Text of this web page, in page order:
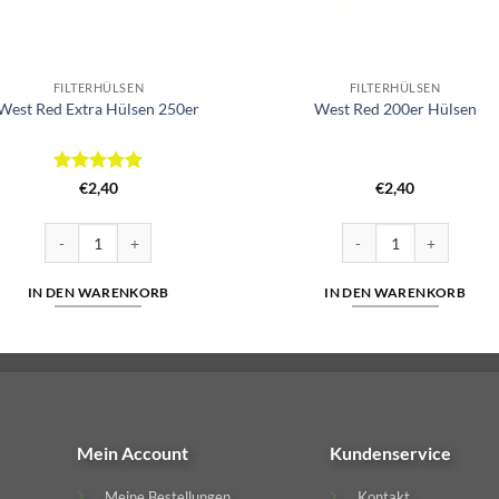
FILTERHÜLSEN
Red Extra Hülsen 250er
Bewertet
5
€2,40
IN DEN WARENKORB
FILTERHÜLSEN
West Red 200er Hülsen
€2,40
IN DEN WARENKORB
Mein Account Kundenservice